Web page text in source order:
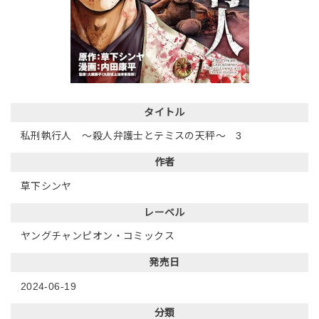
タイトル
私刑執行人 ～殺人弁護士とテミスの天秤～ 3
作者
草下シンヤ
レーベル
ヤングチャンピオン・コミックス
発売日
2024-06-19
分類